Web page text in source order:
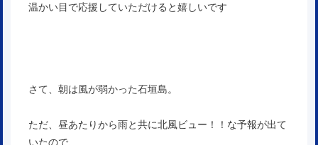
温かい目で応援していただけると嬉しいです
さて、朝は風が弱かった石垣島。
ただ、昼あたりから雨と共に北風ビュー！！な予報が出て
いたので、